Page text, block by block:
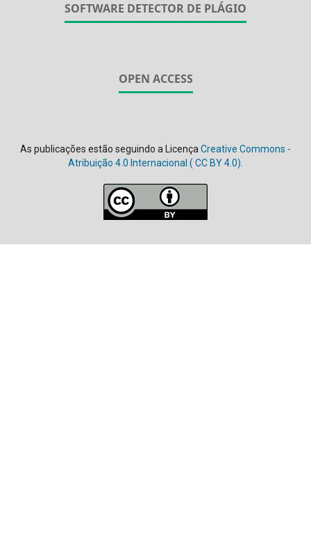
SOFTWARE DETECTOR DE PLÁGIO
OPEN ACCESS
As publicações estão seguindo a LicençaCreative Commons -
Atribuição 4.0 Internacional ( CC BY 4.0).